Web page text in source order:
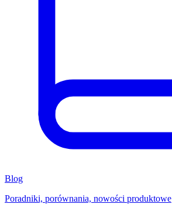
Blog
Poradniki, porównania, nowości produktowe